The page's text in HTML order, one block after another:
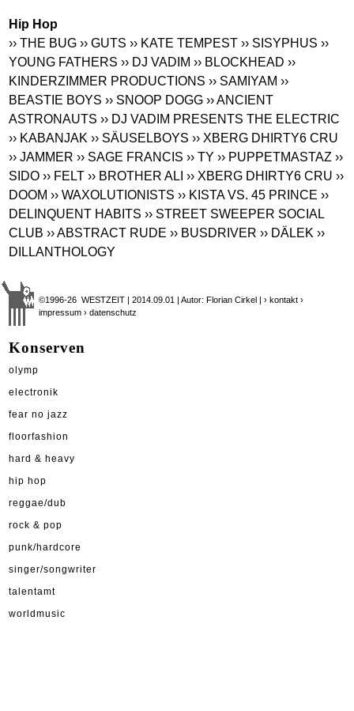
Hip Hop
›› THE BUG ›› GUTS ›› KATE TEMPEST ›› SISYPHUS ››
YOUNG FATHERS ›› DJ VADIM ›› BLOCKHEAD ››
KINDERZIMMER PRODUCTIONS ›› SAMIYAM ››
BEASTIE BOYS ›› SNOOP DOGG ›› ANCIENT
ASTRONAUTS ›› DJ VADIM PRESENTS THE ELECTRIC
›› KABANJAK ›› SÄUSELBOYS ›› XBERG DHIRTY6 CRU
›› JAMMER ›› SAGE FRANCIS ›› TY ›› PUPPETMASTAZ ››
SIDO ›› FELT ›› BROTHER ALI ›› XBERG DHIRTY6 CRU ››
DOOM ›› WAXOLUTIONISTS ›› KISTA VS. 45 PRINCE ››
DELINQUENT HABITS ›› STREET SWEEPER SOCIAL
CLUB ›› ABSTRACT RUDE ›› BUSDRIVER ›› DÄLEK ››
DILLANTHOLOGY
©1996-26 WESTZEIT | 2014.09.01 | Autor: Florian Cirkel |› kontakt ›
impressum › datenschutz
Konserven
olymp
electronik
fear no jazz
floorfashion
hard & heavy
hip hop
reggae/dub
rock & pop
punk/hardcore
singer/songwriter
talentamt
worldmusic